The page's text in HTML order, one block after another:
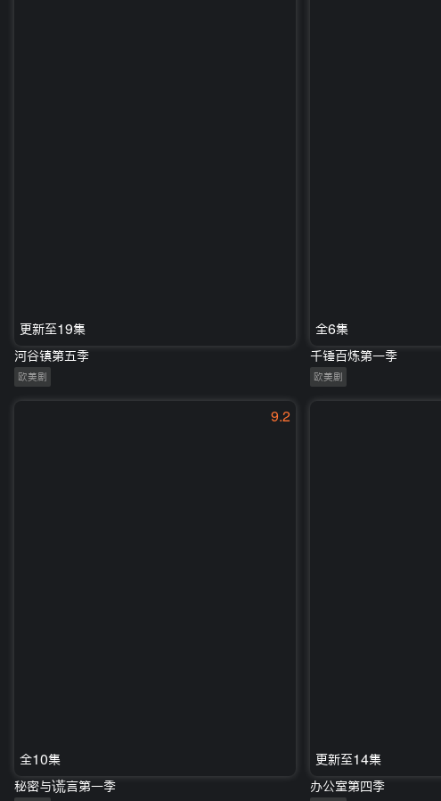
更新至19集
河谷镇第五季
欧美剧
全6集
千锤百炼第一季
欧美剧
9.2
全10集
秘密与谎言第一季
更新至14集
办公室第四季